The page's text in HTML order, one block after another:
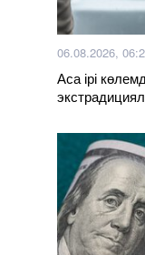
06.08.2026,
Аса ірі